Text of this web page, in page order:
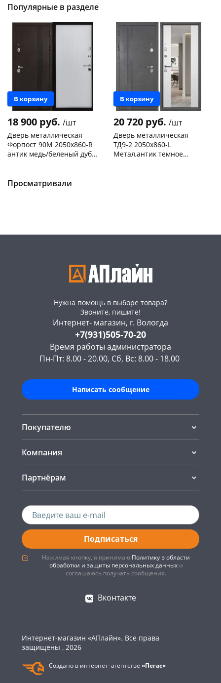
Популярные в разделе
В корзину
18 900 руб. /шт
Дверь металлическая
Форпост 90М 2050х860-R
антик медь/беленый дуб,
Чернышевского,
147а
В корзину
20 720 руб. /шт
Дверь металлическая
ТД9-2 2050х860-L
Метал,антик темное
Просматривали
Нужна помощь в выборе товара?
Звоните, пишите!
Интернет- магазин, г. Вологда
+7(931)505-70-20
Время работы администратора
Пн-Пт: 8.00 - 20.00, Сб, Вс: 8.00 - 18.00
Написать сообщение
Покупателю
Компания
Партнёрам
Подписаться
Нажимая кнопку, я принимаю Политику в области
обработки и защиты персональных данныхи
соглашаюсь получать сообщения.
Вконтакте
Интернет-магазин «АПлайн». Все права
защищены , 2026
Создано в интернет–агентстве «Пегас»